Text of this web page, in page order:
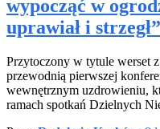
wypocząć w
uprawiał i strzegł”
Przytoczony w tytule werset
przewodnią pierwszej
wewnętrznym uzdrowieniu,
ramach spotkań Dzielnych